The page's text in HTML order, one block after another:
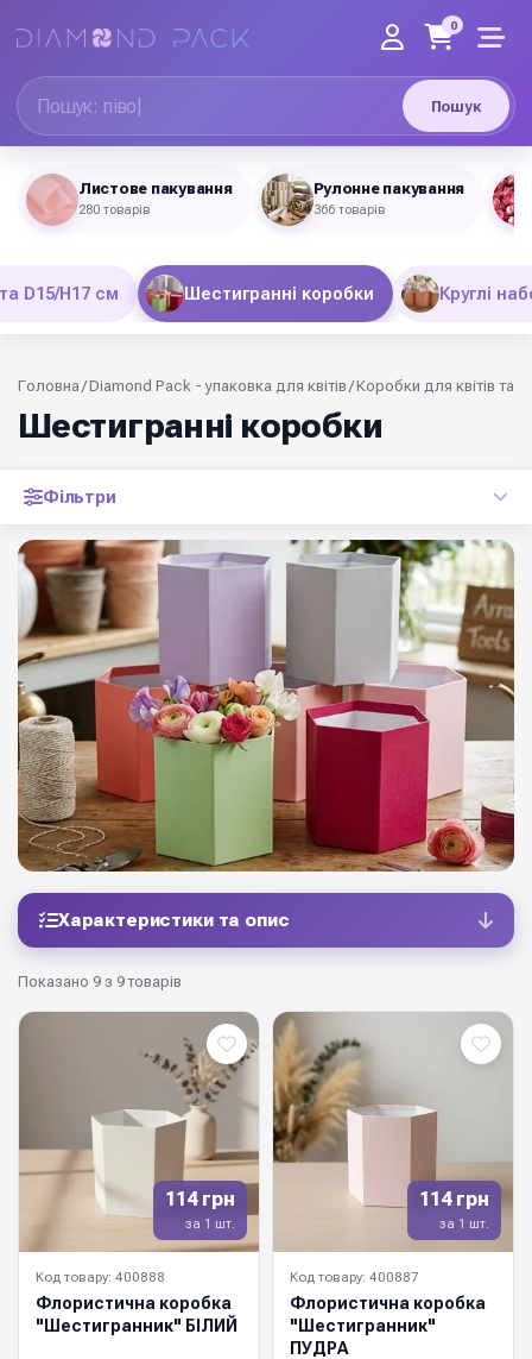
Пошук
0
Листове пакування
280 товарів
Рулонне пакування
366 товарів
D15/Н17 см Шестигранні коробки Круглі
Головна /Diamond Pack - упаковка для квітів /Коробки для квітів та
Шестигранні коробки
Фільтри
Характеристики та опис
Показано 9 з 9 товарів
114 грн
за 1 шт.
Код товару: 400888
Флористична коробка
"Шестигранник" БІЛИЙ
114 грн
за 1 шт.
Код товару: 400887
Флористична коробка
"Шестигранник"
ПУДРА